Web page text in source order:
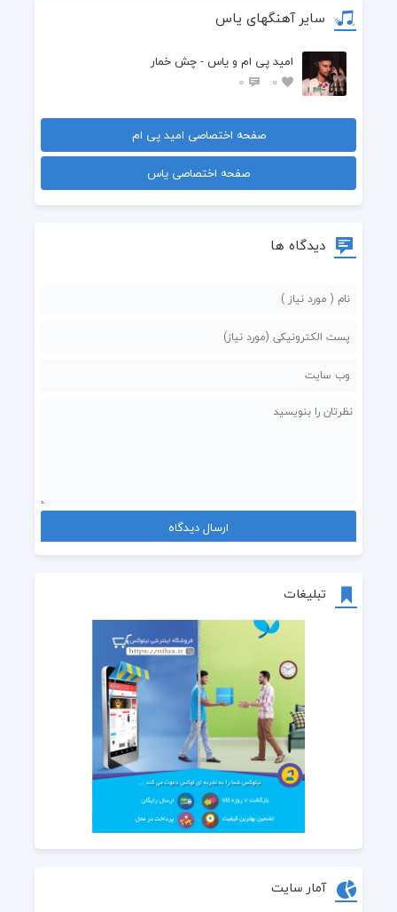
تبلیغات
آمار سایت
سایر آهنگهای یاس
امید پی ام و یاس - چش خمار
0
0
صفحه اختصاصی امید پی ام
صفحه اختصاصی یاس
دیدگاه ها